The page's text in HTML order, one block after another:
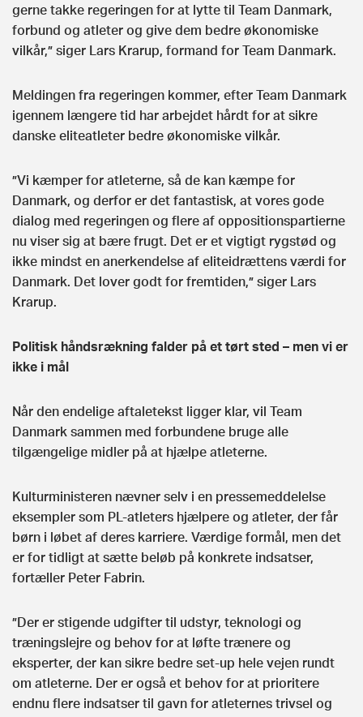
gerne takke regeringen for at lytte til Team Danmark,
forbund og atleter og give dem bedre økonomiske
vilkår,” siger Lars Krarup, formand for Team Danmark.
Meldingen fra regeringen kommer, efter Team Danmark
igennem længere tid har arbejdet hårdt for at sikre
danske eliteatleter bedre økonomiske vilkår.
”Vi kæmper for atleterne, så de kan kæmpe for
Danmark, og derfor er det fantastisk, at vores gode
dialog med regeringen og flere af oppositionspartierne
nu viser sig at bære frugt. Det er et vigtigt rygstød og
ikke mindst en anerkendelse af eliteidrættens værdi for
Danmark. Det lover godt for fremtiden,” siger Lars
Krarup.
Politisk håndsrækning falder på et tørt sted – men vi er
ikke i mål
Når den endelige aftaletekst ligger klar, vil Team
Danmark sammen med forbundene bruge alle
tilgængelige midler på at hjælpe atleterne.
Kulturministeren nævner selv i en pressemeddelelse
eksempler som PL-atleters hjælpere og atleter, der får
børn i løbet af deres karriere. Værdige formål, men det
er for tidligt at sætte beløb på konkrete indsatser,
fortæller Peter Fabrin.
”Der er stigende udgifter til udstyr, teknologi og
træningslejre og behov for at løfte trænere og
eksperter, der kan sikre bedre set-up hele vejen rundt
om atleterne. Der er også et behov for at prioritere
endnu flere indsatser til gavn for atleternes trivsel og